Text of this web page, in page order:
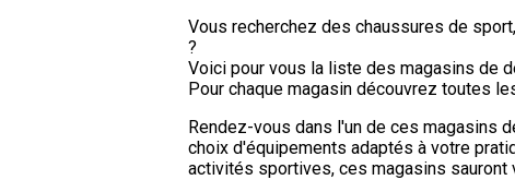
Vous recherchez des chaussures de
?
Voici pour vous la liste des magasins de
Pour chaque magasin découvrez toutes
Rendez-vous dans l'un de ces magasins
choix d'équipements adaptés à votre
activités sportives, ces magasins sauront